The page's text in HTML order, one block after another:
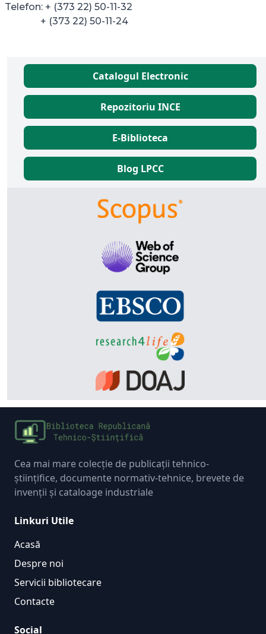
Telefon: + (373 22) 50-11-32
+ (373 22) 50-11-24
Catalogul Electronic
Repozitoriu INCE
E-Biblioteca
Blog LPCC
Cea mai mare colecție de publicații tehnico-
științifice, documente normativ-tehnice, brevete de
invenții și cataloage industriale
Linkuri Utile
Acasă
Despre noi
Servicii bibliotecare
Contacte
Social